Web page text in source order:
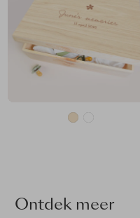
Ontdek meer